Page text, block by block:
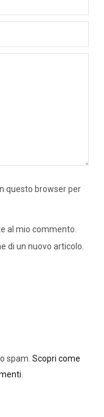
questo browser per
al mio commento.
di un nuovo articolo.
spam. Scopri come
.